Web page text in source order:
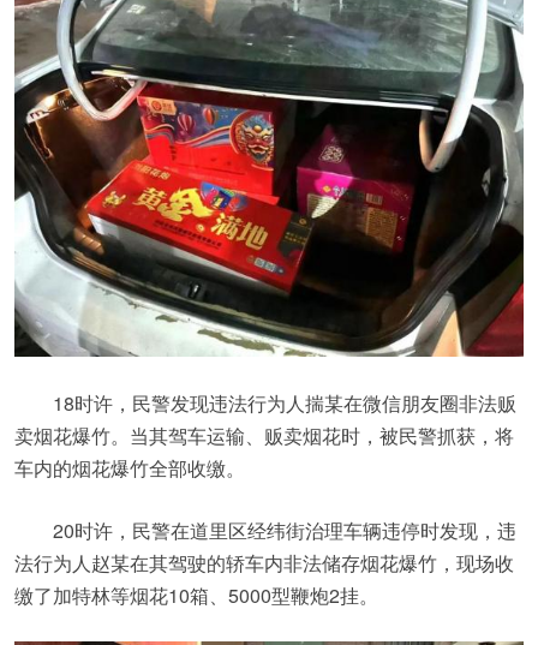
18时许，民警发现违法行为人揣某在微信朋友圈非法贩
卖烟花爆竹。当其驾车运输、贩卖烟花时，被民警抓获，将
车内的烟花爆竹全部收缴。
20时许，民警在道里区经纬街治理车辆违停时发现，违
法行为人赵某在其驾驶的轿车内非法储存烟花爆竹，现场收
缴了加特林等烟花10箱、5000型鞭炮2挂。